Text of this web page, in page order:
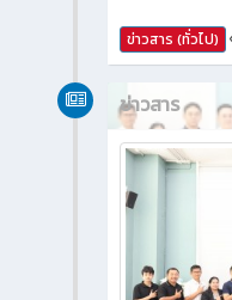
ข่าวสาร (ทั่วไป)
ข่าวสาร